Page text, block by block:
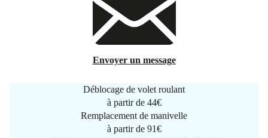
Envoyer un message
Déblocage de volet roulant
à partir de 44€
Remplacement de manivelle
à partir de 91€